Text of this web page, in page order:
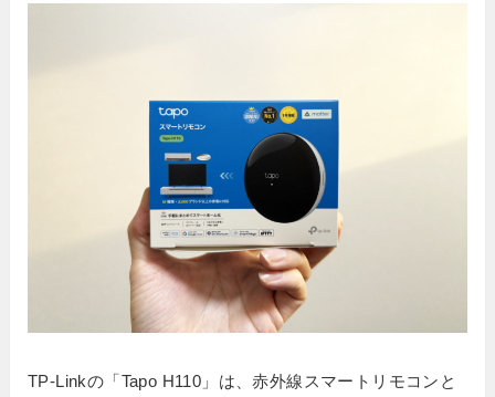
TP-Linkの「Tapo H110」は、赤外線スマートリモコンと